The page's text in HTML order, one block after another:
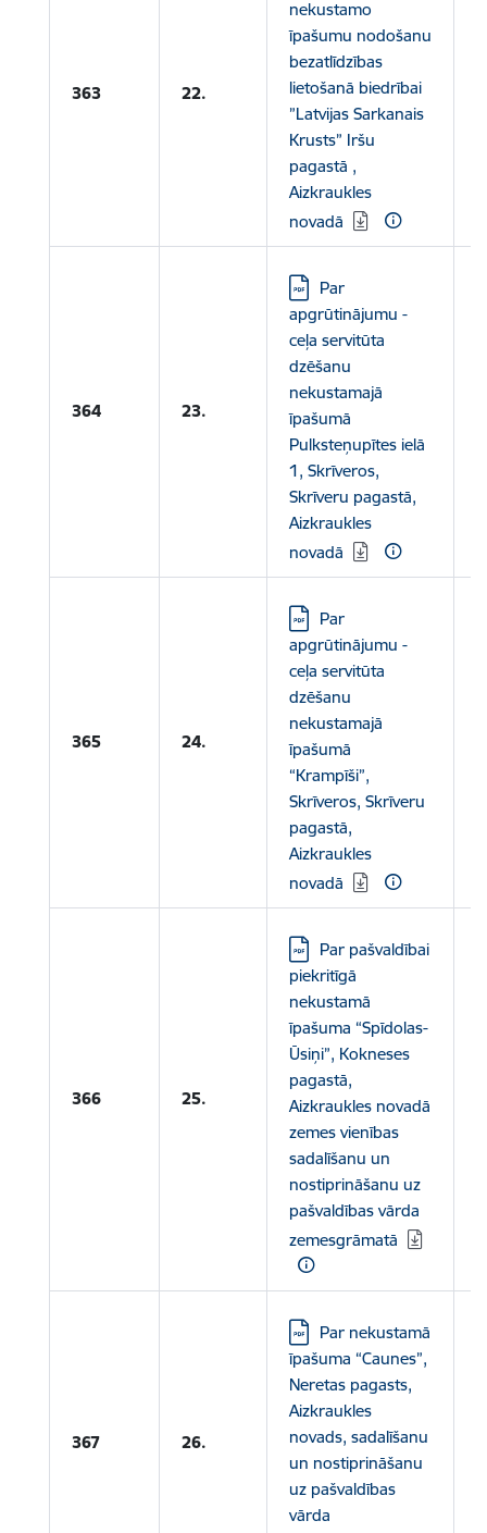
363 22.
nekustamo
īpašumu nodošanu
bezatlīdzības
lietošanā biedrībai
”Latvijas Sarkanais
Krusts” Iršu
pagastā ,
Aizkraukles
novadā
364 23.
Lejupielādēt:
Par
apgrūtinājumu -
ceļa servitūta
dzēšanu
nekustamajā
īpašumā
Pulksteņupītes ielā
1, Skrīveros,
Skrīveru pagastā,
Aizkraukles
novadā
365 24.
Lejupielādēt:
Par
apgrūtinājumu -
ceļa servitūta
dzēšanu
nekustamajā
īpašumā
“Krampīši”,
Skrīveros, Skrīveru
pagastā,
Aizkraukles
novadā
366 25.
Lejupielādēt:
Par pašvaldībai
piekritīgā
nekustamā
īpašuma “Spīdolas-
Ūsiņi”, Kokneses
pagastā,
Aizkraukles novadā
zemes vienības
sadalīšanu un
nostiprināšanu uz
pašvaldības vārda
zemesgrāmatā
367 26.
Lejupielādēt:
Par nekustamā
īpašuma “Caunes”,
Neretas pagasts,
Aizkraukles
novads, sadalīšanu
un nostiprināšanu
uz pašvaldības
vārda